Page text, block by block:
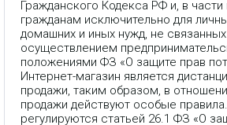
Гражданского Кодекса РФ и, в
гражданам исключительно для
домашних и иных нужд, не
осуществлением
положениями ФЗ «О защите прав
Интернет-магазин является
продажи, таким образом, в
продажи действуют особые
регулируются статьей 26.1 ФЗ «О